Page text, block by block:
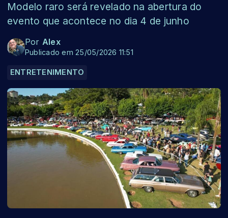
Modelo raro será revelado na abertura do
evento que acontece no dia 4 de junho
Por Alex
Publicado em 25/05/2026 11:51
ENTRETENIMENTO